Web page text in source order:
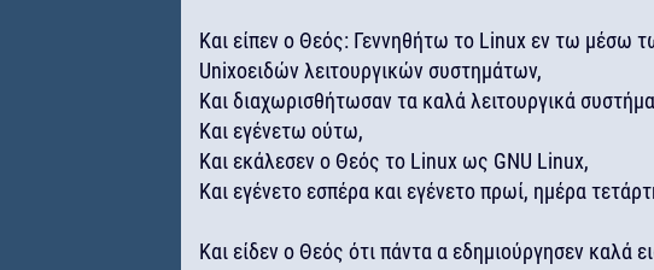
Και είπεν ο Θεός: Γεννηθήτω το Linux εν τω μέσω
Unixοειδών λειτουργικών συστημάτων,
Και διαχωρισθήτωσαν τα καλά λειτουργικά
Και εγένετω ούτω,
Και εκάλεσεν ο Θεός το Linux ως GNU Linux,
Και εγένετο εσπέρα και εγένετο πρωί, ημέρα
Και είδεν ο Θεός ότι πάντα α εδημιούργησεν καλά